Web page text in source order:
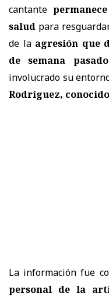
cantante
salud para
de la agresión que
de semana pasado
involucrado su
Rodríguez,
La información fue
personal de la